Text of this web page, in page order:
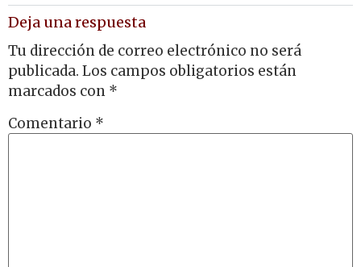
Deja una respuesta
Tu dirección de correo electrónico no será
publicada. Los campos obligatorios están
marcados con *
Comentario *